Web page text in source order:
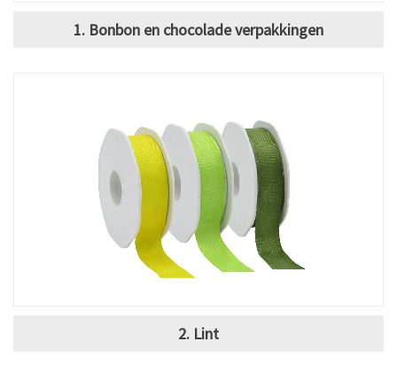
1. Bonbon en chocolade verpakkingen
2. Lint